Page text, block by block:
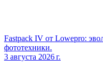
Fastpack IV от Lowepro:
фототехники.
3 августа 2026 г.